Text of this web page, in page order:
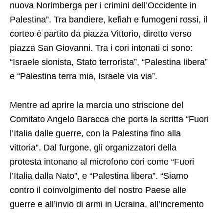
nuova Norimberga per i crimini dell’Occidente in
Palestina”. Tra bandiere, kefiah e fumogeni rossi, il
corteo è partito da piazza Vittorio, diretto verso
piazza San Giovanni. Tra i cori intonati ci sono:
“Israele sionista, Stato terrorista”, “Palestina libera”
e “Palestina terra mia, Israele via via”.
Mentre ad aprire la marcia uno striscione del
Comitato Angelo Baracca che porta la scritta “Fuori
l’Italia dalle guerre, con la Palestina fino alla
vittoria”. Dal furgone, gli organizzatori della
protesta intonano al microfono cori come “Fuori
l’Italia dalla Nato”, e “Palestina libera”. “Siamo
contro il coinvolgimento del nostro Paese alle
guerre e all’invio di armi in Ucraina, all’incremento